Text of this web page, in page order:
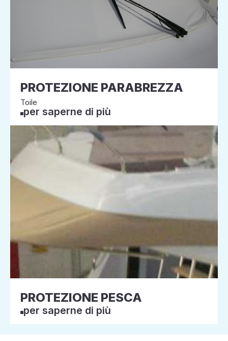
PROTEZIONE PARABREZZA
Toile
per saperne di più
PROTEZIONE PESCA
per saperne di più